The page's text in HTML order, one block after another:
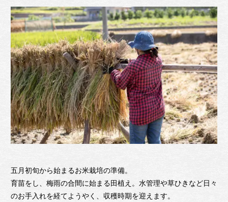
五月初旬から始まるお米栽培の準備。
育苗をし、梅雨の合間に始まる田植え。水管理や草ひきなど日々
のお手入れを経てようやく、収穫時期を迎えます。